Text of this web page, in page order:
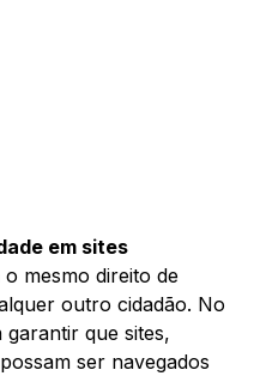
em sites
mesmo direito de
outro cidadão. No
garantir que sites,
ser navegados